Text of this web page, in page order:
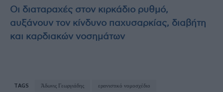
Οι διαταραχές στον κιρκάδιο ρυθμό,
αυξάνουν τον κίνδυνο παχυσαρκίας, διαβήτη
και καρδιακών νοσημάτων
TAGS Άδωνις Γεωργιάδης ερανιστικό νομοσχέδιο